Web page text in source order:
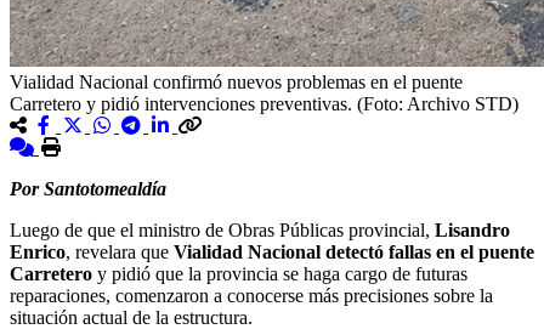
Vialidad Nacional confirmó nuevos problemas en el puente
Carretero y pidió intervenciones preventivas. (Foto: Archivo STD)
Por Santotomealdía
Luego de que el ministro de Obras Públicas provincial, Lisandro
Enrico, revelara que Vialidad Nacional detectó fallas en el puente
Carretero y pidió que la provincia se haga cargo de futuras
reparaciones, comenzaron a conocerse más precisiones sobre la
situación actual de la estructura.